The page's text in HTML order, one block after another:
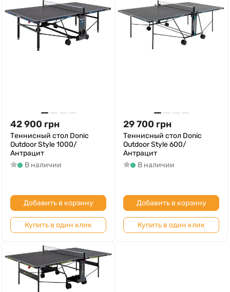
42 900 грн
Теннисный стол Donic
Outdoor Style 1000/
Антрацит
В наличии
Добавить в корзину
Купить в один клик
29 700 грн
Теннисный стол Donic
Outdoor Style 600/
Антрацит
В наличии
Добавить в корзину
Купить в один клик